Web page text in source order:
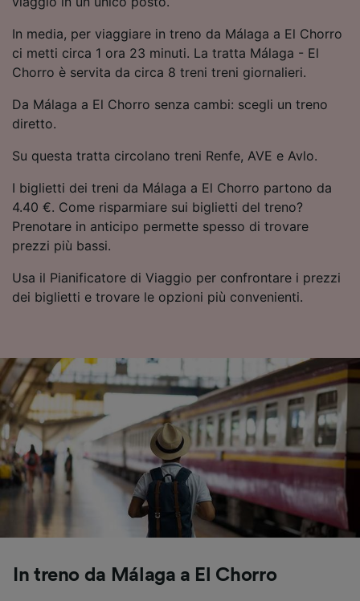
In media, per viaggiare in treno da Málaga a El Chorro
ci metti circa 1 ora 23 minuti. La tratta Málaga - El
Chorro è servita da circa 8 treni treni giornalieri.
Da Málaga a El Chorro senza cambi: scegli un treno
diretto.
Su questa tratta circolano treni Renfe, AVE e Avlo.
I biglietti dei treni da Málaga a El Chorro partono da
4.40 €. Come risparmiare sui biglietti del treno?
Prenotare in anticipo permette spesso di trovare
prezzi più bassi.
Usa il Pianificatore di Viaggio per confrontare i prezzi
dei biglietti e trovare le opzioni più convenienti.
In treno da Málaga a El Chorro
Utilizzare dati di geolocalizzazione precisi.
Scansione attiva delle caratteristiche del
dispositivo ai fini dell’identificazione.
Archiviare informazioni su dispositivo e/o
accedervi. Pubblicità e contenuti
personalizzati, misurazione delle prestazioni
dei contenuti e degli annunci, ricerche sul
pubblico, sviluppo di servizi.
Elenco dei partner (fornitori)